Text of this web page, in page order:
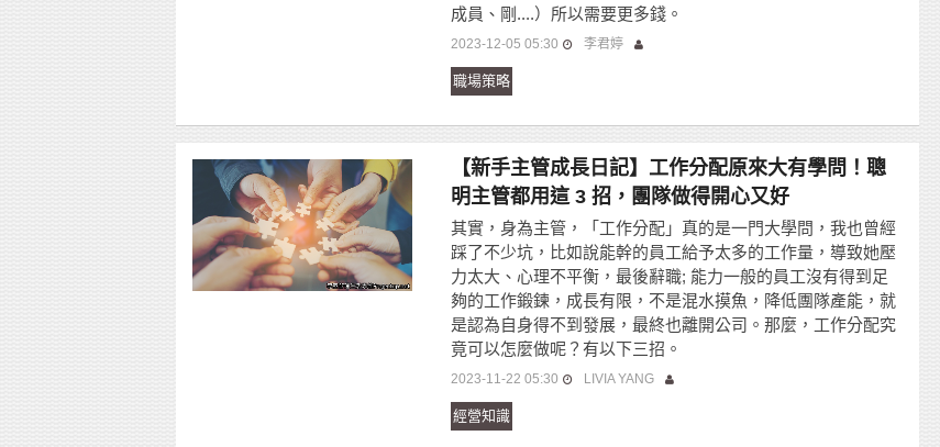
成員、剛....）所以需要更多錢。
2023-12-05 05:30 李君婷
職場策略
【新手主管成長日記】工作分配原來大有學問！聰
明主管都用這 3 招，團隊做得開心又好
其實，身為主管，「工作分配」真的是一門大學問，我也曾經
踩了不少坑，比如說能幹的員工給予太多的工作量，導致她壓
力太大、心理不平衡，最後辭職; 能力一般的員工沒有得到足
夠的工作鍛鍊，成長有限，不是混水摸魚，降低團隊產能，就
是認為自身得不到發展，最終也離開公司。那麼，工作分配究
竟可以怎麼做呢？有以下三招。
2023-11-22 05:30 LIVIA YANG
經營知識